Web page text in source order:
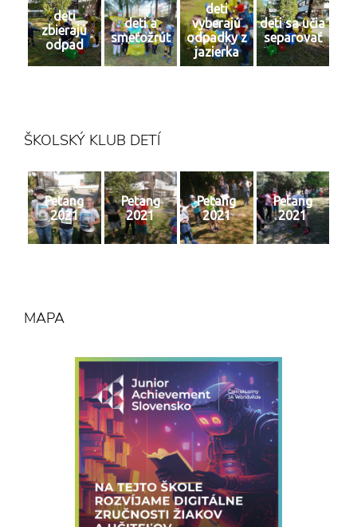
deti
zbierajú
odpad
deti a
smeťožrút
deti
vyberajú
odpadky z
jazierka
deti sa učia
separovať
ŠKOLSKÝ KLUB DETÍ
Petang
2021
Petang
2021
Petang
2021
Petang
2021
MAPA